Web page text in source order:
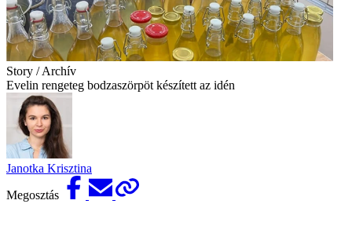
Story / Archív
Evelin rengeteg bodza­szörpöt készített az idén
Janotka Krisztina
Megosztás